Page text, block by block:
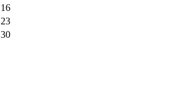
16
23
30